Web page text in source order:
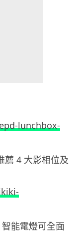
lunchbox-
薦 4 大影相位及
能電燈可全面